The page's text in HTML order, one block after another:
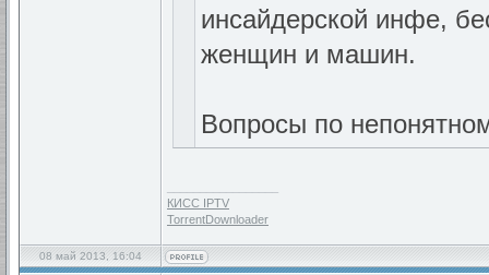
инсайдерской инфе,
женщин и машин.
Вопросы по
КИСС IPTV
TorrentDownloader
08 май 2013, 16:04